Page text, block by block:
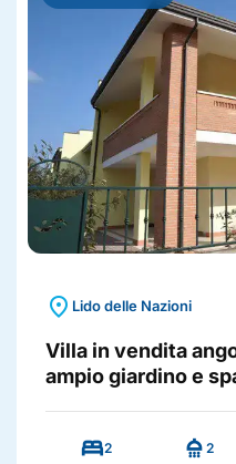
location_on Lido delle Nazioni
Villa in vendita
ampio giardino e
bed2 shower 2